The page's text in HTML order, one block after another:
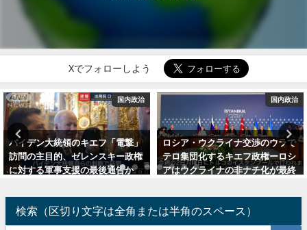
Xでフォローしよう
国内政治
ロシア・ウクライナ交渉のウラで
テロ集団化するキエフ政権ーロシ
アはウクライナの非ナチ化が最終
スク氏関連）
2025年6月7日
国際情勢
米露は英国系単独覇権派を自滅に
誘い込むため協調ー文明の歴史的
転換を認識できない岸石政権は権
問題）
2025年3月29日
検索（区切り文字は全角または半角のスペース）